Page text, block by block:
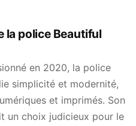
la police Beautiful
en 2020, la police
simplicité et modernité,
et imprimés. Son
un choix judicieux pour le